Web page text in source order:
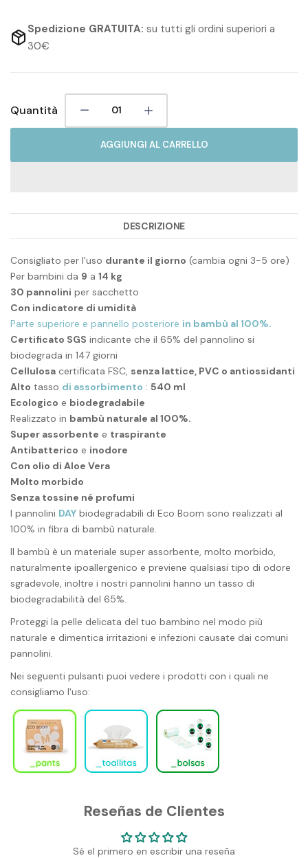
Spedizione GRATUITA: su tutti gli ordini superiori a
30€
Quantità
AGGIUNGI AL CARRELLO
DESCRIZIONE
Consigliato per l'uso durante il giorno (cambia ogni 3-5 ore)
Per bambini da 9 a 14 kg
30 pannolini per sacchetto
Con indicatore di umidità
Parte superiore e pannello posteriore in bambù al 100%.
Certificato SGS indicante che il 65% del pannolino si
biodegrada in 147 giorni
Cellulosa certificata FSC, senza lattice, PVC o antiossidanti
Alto tasso di assorbimento : 540 ml
Ecologico e biodegradabile
Realizzato in bambù naturale al 100%.
Super assorbente e traspirante
Antibatterico e inodore
Con olio di Aloe Vera
Molto morbido
Senza tossine né profumi
I pannolini DAY biodegradabili di Eco Boom sono realizzati al
100% in fibra di bambù naturale.
Il bambù è un materiale super assorbente, molto morbido,
naturalmente ipoallergenico e previene qualsiasi tipo di odore
sgradevole, inoltre i nostri pannolini hanno un tasso di
biodegradabilità del 65%.
Proteggi la pelle delicata del tuo bambino nel modo più
naturale e dimentica irritazioni e infezioni causate dai comuni
pannolini.
Nei seguenti pulsanti puoi vedere i prodotti con i quali ne
consigliamo l'uso:
Reseñas de Clientes
Sé el primero en escribir una reseña